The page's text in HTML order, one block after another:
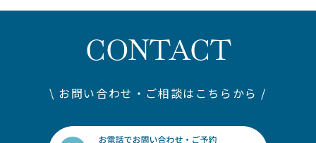
CONTACT
\ お問い合わせ・ご相談はこちらから /